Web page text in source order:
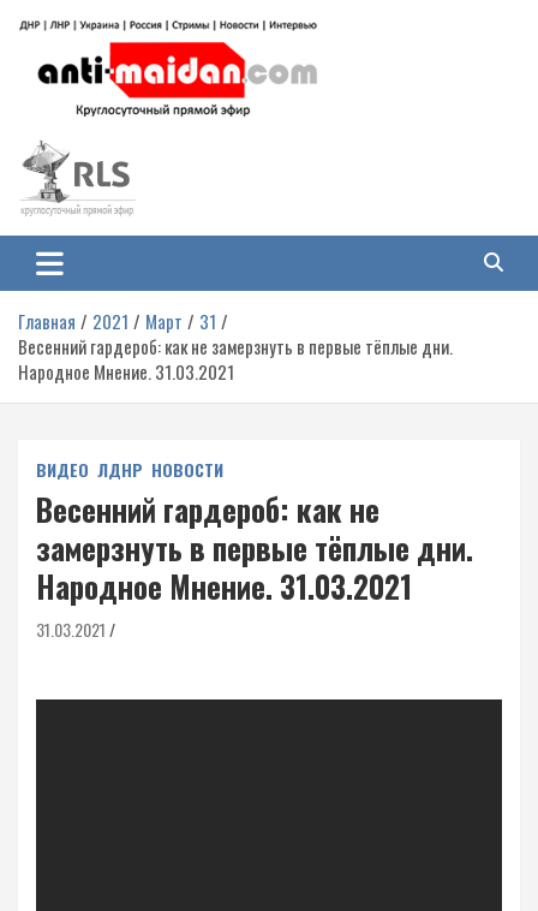
содержимому
Антимайдан: Гражданская война
на Украине
гражданской войне на Украине, включая события в Новороссии, ДНР,
ЛНР и других регионах.
Главная 2021 Март
31
Весенний гардероб: как не замерзнуть в первые тёплые дни.
Народное Мнение. 31.03.2021
ВИДЕО ЛДНР НОВОСТИ
Весенний гардероб: как не
замерзнуть в первые тёплые дни.
Народное Мнение. 31.03.2021
31.03.2021